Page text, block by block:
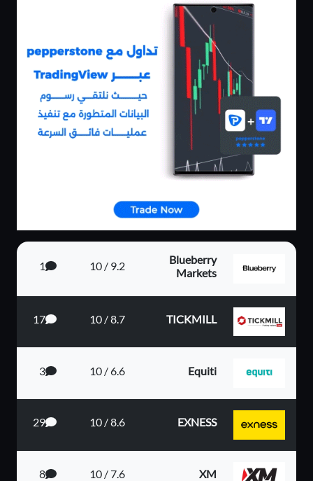
Blueberry
Markets
9.2 / 10
1
TICKMILL
8.7 / 10
17
Equiti
6.6 / 10
3
EXNESS
8.6 / 10
29
XM
7.6 / 10
8